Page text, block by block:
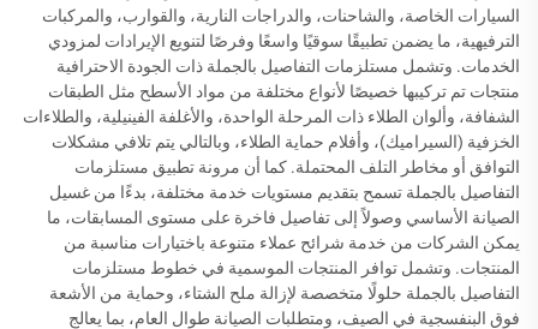
السيارات الخاصة، والشاحنات، والدراجات النارية، والقوارب، والمركبات
الترفيهية، ما يضمن تطبيقًا سوقيًا واسعًا وفرصًا لتنويع الإيرادات لمزودي
الخدمات. وتشمل مستلزمات التفاصيل بالجملة ذات الجودة الاحترافية
منتجات تم تركيبها خصيصًا لأنواع مختلفة من مواد الأسطح مثل الطبقات
الشفافة، وألوان الطلاء ذات المرحلة الواحدة، والأغلفة الفينيلية، والطلاءات
الخزفية (السيراميك)، وأفلام حماية الطلاء، وبالتالي يتم تلافي مشكلات
التوافق أو مخاطر التلف المحتملة. كما أن مرونة تطبيق مستلزمات
التفاصيل بالجملة تسمح بتقديم مستويات خدمة مختلفة، بدءًا من غسيل
الصيانة الأساسي وصولاً إلى تفاصيل فاخرة على مستوى المسابقات، ما
يمكن الشركات من خدمة شرائح عملاء متنوعة باختيارات مناسبة من
المنتجات. وتشمل توافر المنتجات الموسمية في خطوط مستلزمات
التفاصيل بالجملة حلولًا متخصصة لإزالة ملح الشتاء، وحماية من الأشعة
فوق البنفسجية في الصيف، ومتطلبات الصيانة طوال العام، بما يعالج